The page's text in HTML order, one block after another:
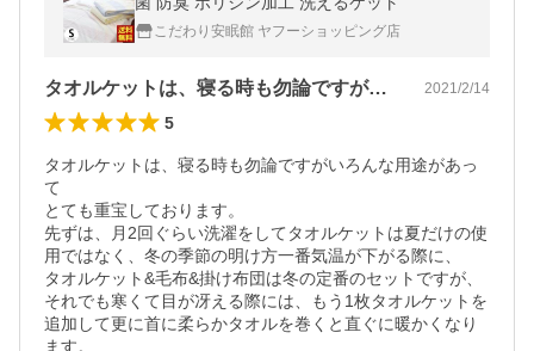
こだわり安眠館 ヤフーショッピング店
タオルケットは、寝る時も勿論ですがいろ… 2021/2/14
5
タオルケットは、寝る時も勿論ですがいろんな用途があっ
て
とても重宝しております。
先ずは、月2回ぐらい洗濯をしてタオルケットは夏だけの使
用ではなく、冬の季節の明け方一番気温が下がる際に、
タオルケット&毛布&掛け布団は冬の定番のセットですが、
それでも寒くて目が冴える際には、もう1枚タオルケットを
追加して更に首に柔らかタオルを巻くと直ぐに暖かくなり
ます。